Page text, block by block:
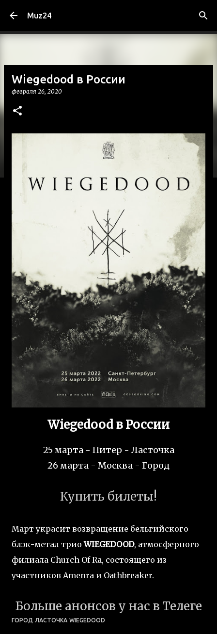
Muz24
Wiegedood в России
февраля 26, 2020
Wiegedood в России
25 марта - Питер - Ласточка
26 марта - Москва - Город
Купить билеты!
Март украсит возвращение бельгийского
блэк-метал триоWIEGEDOOD, атмосферного
филиала Church Of Ra, состоящего из
участников Amenra и Oathbreaker.
Больше анонсов у нас в Телеге
ГОРОД ЛАСТОЧКА WIEGEDOOD